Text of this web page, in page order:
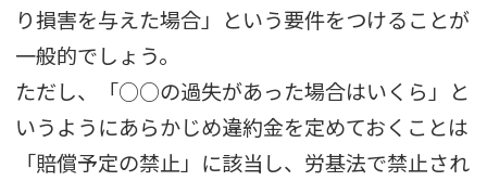
り損害を与えた場合」という要件をつけることが
一般的でしょう。
ただし、「○○の過失があった場合はいくら」と
いうようにあらかじめ違約金を定めておくことは
「賠償予定の禁止」に該当し、労基法で禁止され